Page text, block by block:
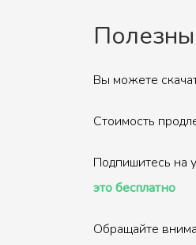
Вы можете
Стоимость
Подпишитесь на
это бесплатно
Обращайте